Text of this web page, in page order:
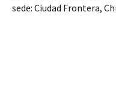
sede: Ciudad Frontera,